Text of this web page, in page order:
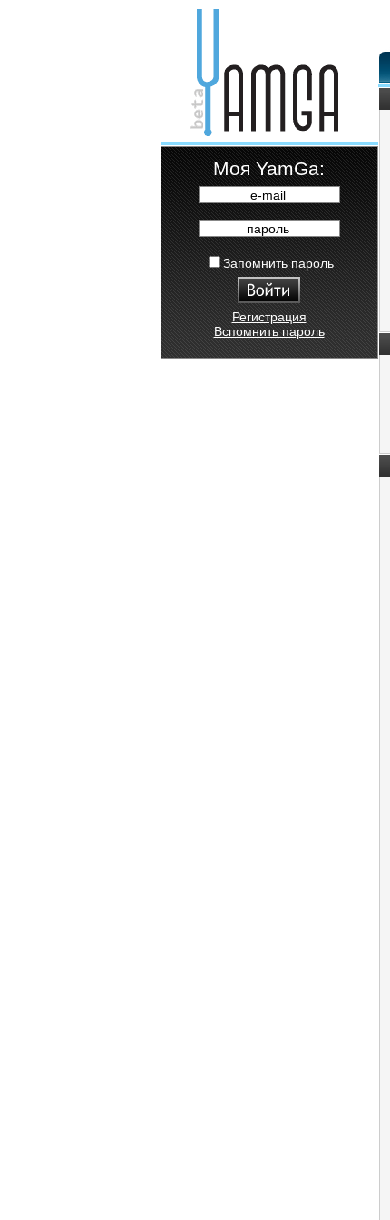
Moя YamGa:
e-mail
пароль
Запомнить пароль
Регистрация
Вспомнить пароль